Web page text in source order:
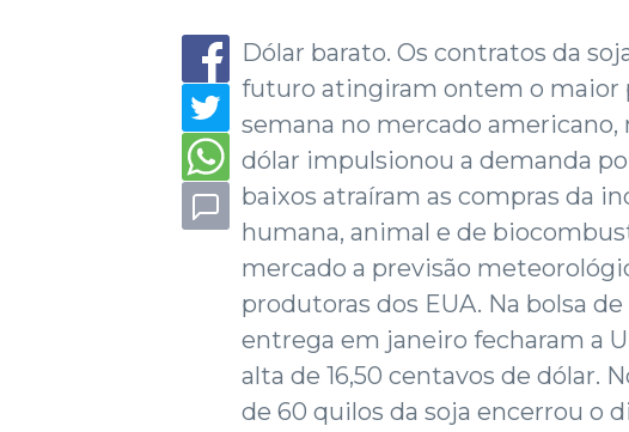
Dólar barato. Os contratos da
futuro atingiram ontem o maior
semana no mercado
dólar impulsionou a demanda
baixos atraíram as compras da
humana, animal e de
mercado a previsão
produtoras dos EUA. Na bolsa
entrega em janeiro fecharam a
alta de 16,50 centavos de dólar.
de 60 quilos da soja encerrou o